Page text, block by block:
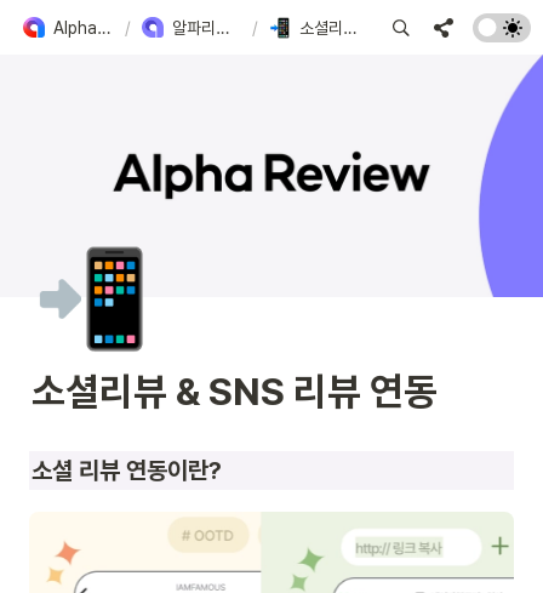
Alpha Apps 도입 가이드 / 알파리뷰 주요 기능 확인하기 / 소셜리뷰 & SNS 리뷰 연동
📲
소셜리뷰 & SNS 리뷰 연동
소셜 리뷰 연동이란?